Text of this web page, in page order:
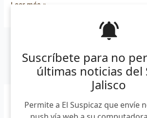
Suscríbete para no
últimas noticias del
Jalisco
Permite a El Suspicaz que envíe
Leer más »
Buscar